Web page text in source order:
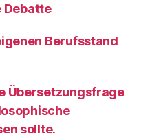
Debatte
Berufsstand
Übersetzungsfrage
sollte.